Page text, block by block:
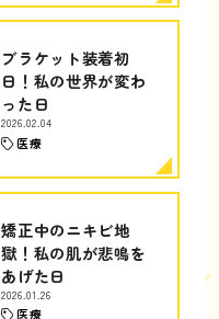
ブラケット装着初
日！私の世界が変わ
った日
2026.02.04
医療
矯正中のニキビ地
獄！私の肌が悲鳴を
あげた日
2026.01.26
医療